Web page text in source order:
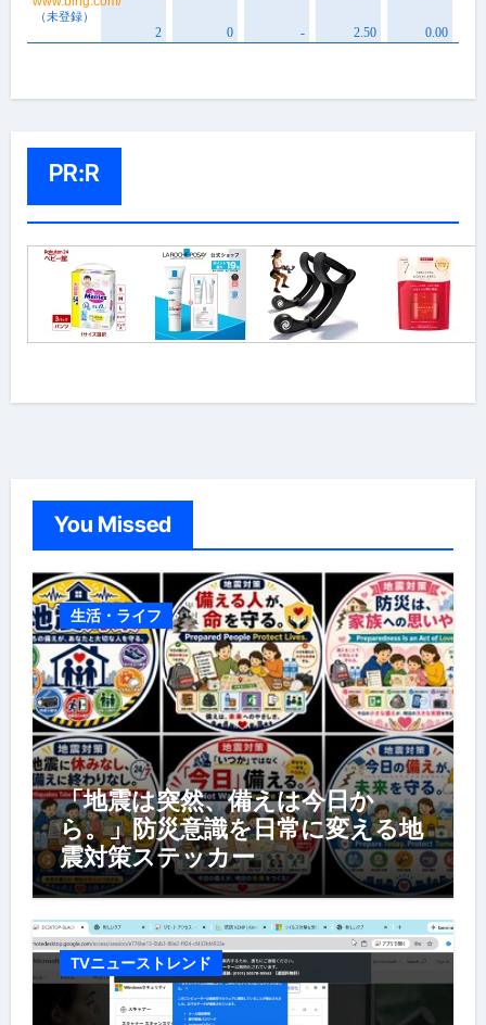
PR:R
You Missed
生活・ライフ
「地震は突然、備えは今日か
ら。」防災意識を日常に変える地
震対策ステッカー
TVニューストレンド